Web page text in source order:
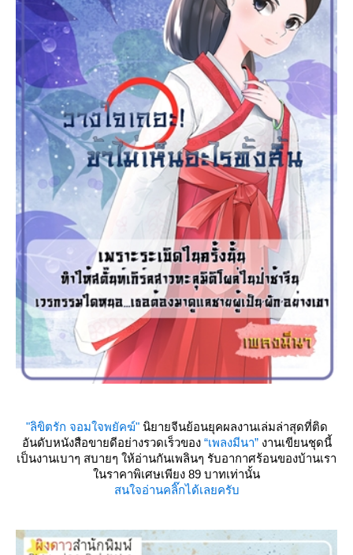
"ลิขิตรัก จอมใจพยัคฆ์"นิยายจีนย้อนยุคผลงานเล่มล่าสุดที่ติด
อันดับหนังสือขายดีอย่างรวดเร็วของ “เพลงมีนา”งานเขียนชุดนี้
เป็นงานเบาๆ สบายๆ ให้อ่านกันเพลินๆ รับอากาศร้อนของบ้านเรา
นราคาพิเศษเพียง 89 บาทเท่านั้น
สนใจอ่านคลิ๊กได้เลยครับ